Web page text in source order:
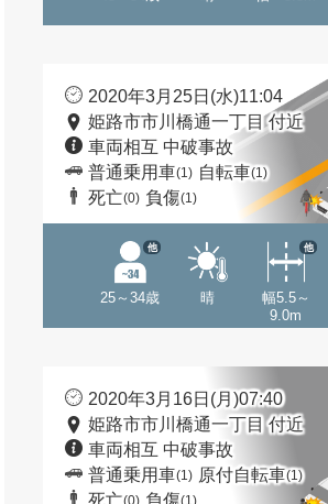
2020年3月25日(水)11:04
姫路市市川橋通一丁目 付近
車両相互 中破事故
普通乗用車(1) 自転車(1)
死亡(0) 負傷(1)
25～34歳
他
晴
幅5.5～
9.0m
他
2020年3月16日(月)07:40
姫路市市川橋通一丁目 付近
車両相互 中破事故
普通乗用車(1) 原付自転車(1)
死亡(0) 負傷(1)